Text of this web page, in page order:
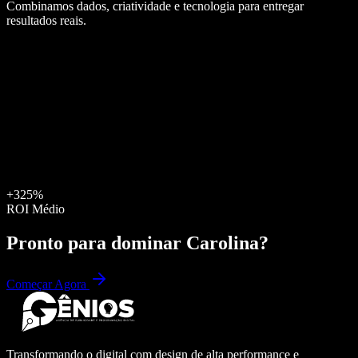
Combinamos dados, criatividade e tecnologia para entregar
resultados reais.
+325%
ROI Médio
Pronto para dominar Carolina?
Começar Agora
Transformando o digital com design de alta performance e